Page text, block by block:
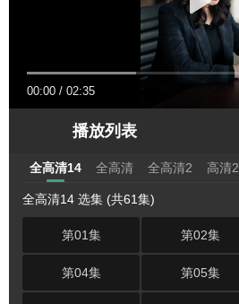
00:00 / 02:35
播放列表
全高清14 全高清 全高清2 高清2
全高清14 选集 (共61集)
第01集 第02集
第04集 第05集